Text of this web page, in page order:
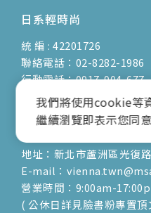
日系輕時尚
統 編 : 42201726
聯絡電話：02-8282-1986
行動電話：0917-904-677
( 客服陳小姐 )
地址：新北市蘆洲區光復
E-mail：
營業時間：9:00am-
( 公休日詳見臉書粉專置頂
我們將使用cookie等
繼續瀏覽即表示您同